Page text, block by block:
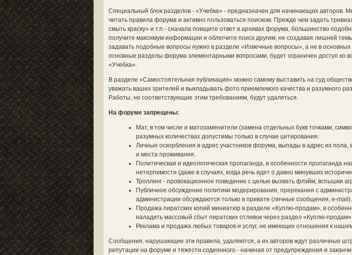
Специальный блок разделов - «Учебка» - предназначен для начинающих авторов.
читать правила форума и активно пользоваться поиском. Прежде чем задать
смыть краску» и т.п.- сначала поищите ответ в архивах форума, большинство
получите максимум информации и облегчите поиск другим, не создавая лишней
задавать подобные вопросы нужно в разделе «Извечные вопросы», а не в
основные разделы форума элементарными вопросами, будет ограничен доступ ко
«Учебка».
В разделе «Самостоятельная публикация» можно самому выставить на суд
уважать ваших зрителей и выкладывать фото приемлемого качества и разумного
Работы, не соответствующие этим требованиям, будут удаляться.
На форуме запрещены:
Мат, в том числе и матозаменители (замена отдельных букв точками,
разумных количествах допустимы только в случае цитирования.
Личные оскорбления в адрес участников форума, выпады в адрес их пола,
и места проживания.
Политическая и идеологическая пропаганда, в особенности пропаганда
нетерпимости (даже в случаях, когда речь идет о давно минувших
Троллинг - провокационное поведение с целью вызвать флэйм, вспышки
Публичное обсуждение политики модерирования, пререкания с
администрации обсуждаются только в привате (личные сообщения, e-mail).
Продажа пиратских копий миниатюр в разделе «Куплю-продам», в
наладить массовый сбыт пиратских отливок через раздел «Куплю-
Реклама и продажа любых товаров и услуг, не имеющих отношения к
Сообщения, нарушающие эти правила, удаляются, а их авторов ждут различные
репутации на форуме и тяжести содеянного - начиная от предупреждения и